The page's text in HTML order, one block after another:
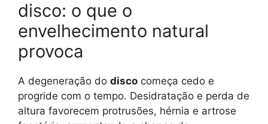
disco: o que o
envelhecimento natural
provoca
A degeneração do disco começa cedo e
progride com o tempo. Desidratação e perda de
altura favorecem protrusões, hérnia e artrose